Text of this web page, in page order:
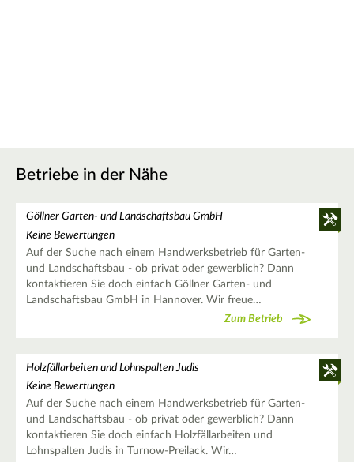
Betriebe in der Nähe
Göllner Garten- und Landschaftsbau GmbH
Keine Bewertungen
Auf der Suche nach einem Handwerksbetrieb für Garten-
und Landschaftsbau - ob privat oder gewerblich? Dann
kontaktieren Sie doch einfach Göllner Garten- und
Landschaftsbau GmbH in Hannover. Wir freue…
Zum Betrieb
Holzfällarbeiten und Lohnspalten Judis
Keine Bewertungen
Auf der Suche nach einem Handwerksbetrieb für Garten-
und Landschaftsbau - ob privat oder gewerblich? Dann
kontaktieren Sie doch einfach Holzfällarbeiten und
Lohnspalten Judis in Turnow-Preilack. Wir…